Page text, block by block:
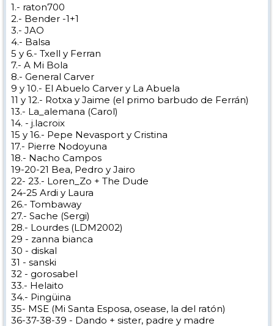
1.- raton700
2.- Bender -1+1
3.- JAO
4.- Balsa
5 y 6.- Txell y Ferran
7.- A Mi Bola
8.- General Carver
9 y 10.- El Abuelo Carver y La Abuela
11 y 12.- Rotxa y Jaime (el primo barbudo de Ferrán)
13.- La_alemana (Carol)
14. - j.lacroix
15 y 16.- Pepe Nevasport y Cristina
17.- Pierre Nodoyuna
18.- Nacho Campos
19-20-21 Bea, Pedro y Jairo
22- 23.- Loren_Zo + The Dude
24-25 Ardi y Laura
26.- Tombaway
27.- Sache (Sergi)
28.- Lourdes (LDM2002)
29 - zanna bianca
30 - diskal
31 - sanski
32 - gorosabel
33.- Helaito
34.- Pingüina
35- MSE (Mi Santa Esposa, osease, la del ratón)
36-37-38-39 - Dando + sister, padre y madre